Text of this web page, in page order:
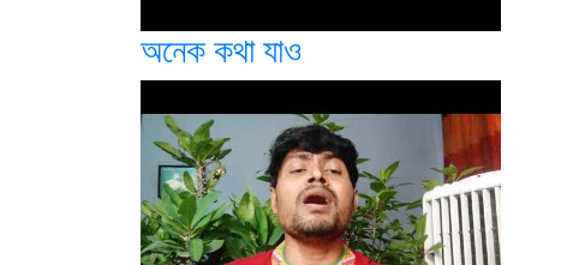
অনেক কথা যাও